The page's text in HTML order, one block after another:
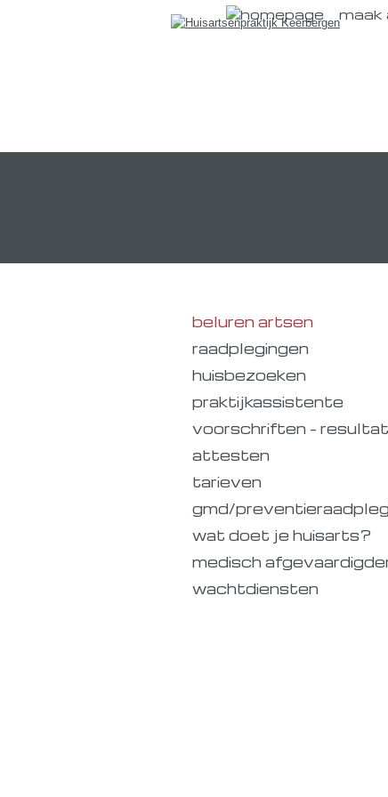
maak
beluren artsen
raadplegingen
huisbezoeken
praktijkassistente
voorschriften -
attesten
tarieven
gmd/
wat doet je huisarts?
medisch
wachtdiensten